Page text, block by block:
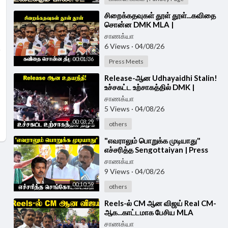
00:01:36
⁣சிறைக்கதவுகள் தூள் தூள்...கவிதை
சொன்ன DMK MLA |
Markandeyan Press Meet |
Udhayanidhi Stalin
சாணக்யா
6 Views · 04/08/26
Press Meets
00:03:29
⁣Release-ஆன Udhayaidhi Stalin!
உச்சகட்ட உற்சாகத்தில் DMK |
Tanjore
சாணக்யா
5 Views · 04/08/26
others
00:10:59
⁣"எவராலும் பொறுக்க முடியாது"
எச்சரித்த Sengottaiyan | Press
Meet | DMK | TVK | CM Vijay |
Udhayanidhi
சாணக்யா
9 Views · 04/08/26
others
⁣Reels-ல் CM ஆன விஜய் Real CM-
ஆக...காட்டமாக பேசிய MLA
Markandeyan | Press Meet | dmk
சாணக்யா